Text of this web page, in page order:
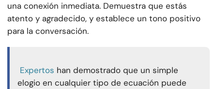
una conexión inmediata. Demuestra que estás
atento y agradecido, y establece un tono positivo
para la conversación.
Expertos han demostrado que un simple
elogio en cualquier tipo de ecuación puede